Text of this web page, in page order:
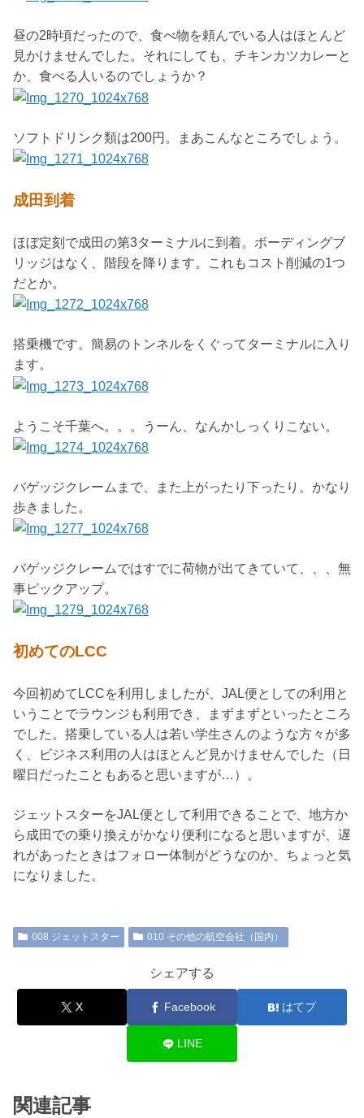
昼の2時頃だったので、食べ物を頼んでいる人はほとんど
見かけませんでした。それにしても、チキンカツカレーと
か、食べる人いるのでしょうか？
ソフトドリンク類は200円。まあこんなところでしょう。
成田到着
ほぼ定刻で成田の第3ターミナルに到着。ボーディングブ
リッジはなく、階段を降ります。これもコスト削減の1つ
だとか。
搭乗機です。簡易のトンネルをくぐってターミナルに入り
ます。
ようこそ千葉へ。。。うーん、なんかしっくりこない。
バゲッジクレームまで、また上がったり下ったり。かなり
歩きました。
バゲッジクレームではすでに荷物が出てきていて、、、無
事ピックアップ。
初めてのLCC
今回初めてLCCを利用しましたが、JAL便としての利用と
いうことでラウンジも利用でき、まずまずといったところ
でした。搭乗している人は若い学生さんのような方々が多
く、ビジネス利用の人はほとんど見かけませんでした（日
曜日だったこともあると思いますが…）。
ジェットスターをJAL便として利用できることで、地方か
ら成田での乗り換えがかなり便利になると思いますが、遅
れがあったときはフォロー体制がどうなのか、ちょっと気
になりました。
008 ジェットスター 010 その他の航空会社（国内）
シェアする
X Facebook はてブ
LINE
関連記事